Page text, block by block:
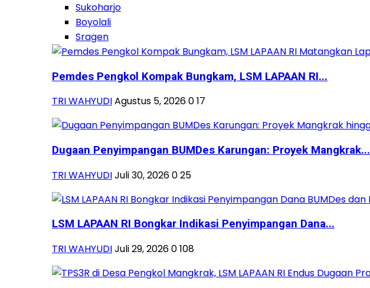
Sukoharjo
Boyolali
Sragen
Pemdes Pengkol Kompak Bungkam, LSM LAPAAN RI...
TRI WAHYUDIAgustus 5, 2026017
Dugaan Penyimpangan BUMDes Karungan: Proyek Mangkrak...
TRI WAHYUDIJuli 30, 2026025
LSM LAPAAN RI Bongkar Indikasi Penyimpangan Dana...
TRI WAHYUDIJuli 29, 20260108